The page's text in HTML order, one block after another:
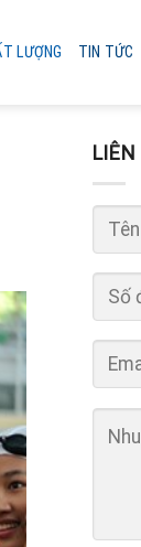
LƯỢNG TIN TỨC